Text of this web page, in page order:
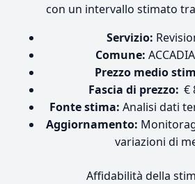
con un intervallo stimato
Servizio:
Comune:
Prezzo medio
Fascia di prezzo: €
Fonte stima: Analisi dati
Aggiornamento:
variazioni di
Affidabilità della